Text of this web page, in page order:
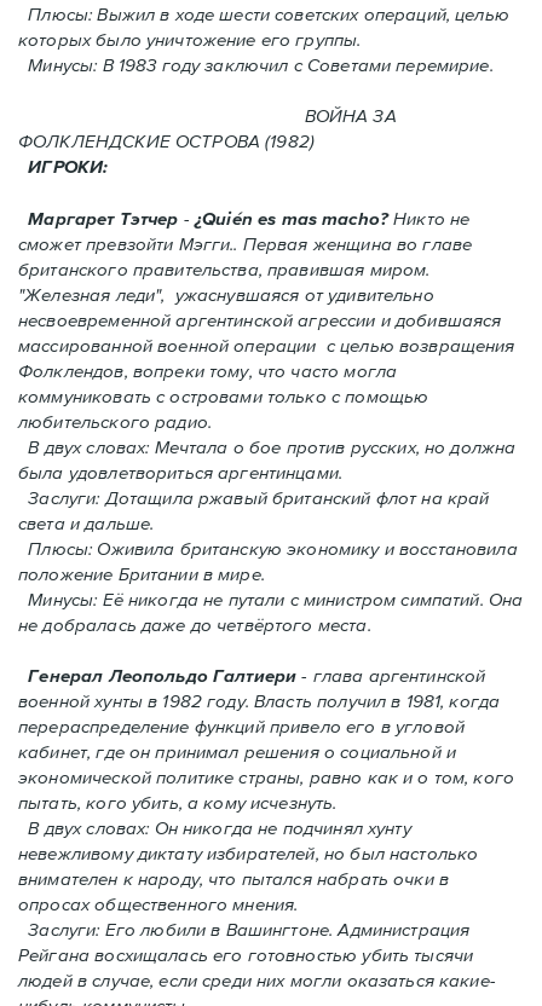
Плюсы: Выжил в ходе шести советских операций, целью
которых было уничтожение его группы.
Минусы: В 1983 году заключил с Советами перемирие.
ВОЙНА ЗА
ФОЛКЛЕНДСКИЕ ОСТРОВА (1982)
ИГРОКИ:
Маргарет Тэтчер -¿Quién es mas macho?Никто не
сможет превзойти Мэгги.. Первая женщина во главе
британского правительства, правившая миром.
"Железная леди", ужаснувшаяся от удивительно
несвоевременной аргентинской агрессии и добившаяся
массированной военной операции с целью возвращения
Фолклендов, вопреки тому, что часто могла
коммуниковать с островами только с помощью
любительского радио.
В двух словах: Мечтала о бое против русских, но должна
была удовлетвориться аргентинцами.
Заслуги: Дотащила ржавый британский флот на край
света и дальше.
Плюсы: Оживила британскую экономику и восстановила
положение Британии в мире.
Минусы: Её никогда не путали с министром симпатий. Oнa
не добралась даже до четвёртого места.
Генерал Леопольдо Галтиери - глава аргентинской
военной хунты в 1982 году. Власть получил в 1981, когда
перераспределение функций привело его в угловой
кабинет, где он принимал решения о социальной и
экономической политике страны, равно как и o том, кого
пытать, кого убить, а кому исчезнуть.
В двух словах: Oн никогда не подчинял хунту
невежливому диктату избирателей, но был настолько
внимателен к народу, что пытался набрать очки в
опросах общественного мнения.
Заслуги: Его любили в Вашингтоне. Администрация
Рейгана восхищалась его готовностью убить тысячи
людей в случаe, если среди них могли оказаться какие-